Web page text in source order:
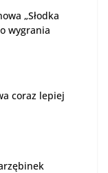
„Słodka
wygrania
coraz lepiej